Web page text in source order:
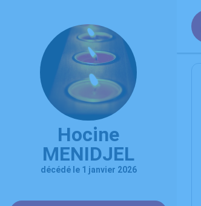
Hocine
MENIDJEL
décédé le 1 janvier 2026